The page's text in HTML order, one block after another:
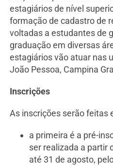
estagiários de nível
formação de cadastro de
voltadas a estudantes de
graduação em diversas
estagiários vão atuar nas
João Pessoa, Campina
Inscrições
As inscrições serão feitas
a primeira é a pré-
ser realizada a partir
até 31 de agosto,